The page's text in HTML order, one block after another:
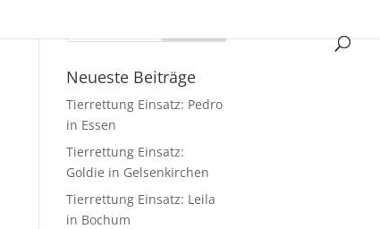
Neueste Beiträge
Tierrettung Einsatz: Pedro
in Essen
Tierrettung Einsatz:
Goldie in Gelsenkirchen
Tierrettung Einsatz: Leila
in Bochum